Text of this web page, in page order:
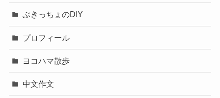
ぶきっちょのDIY
プロフィール
ヨコハマ散歩
中文作文